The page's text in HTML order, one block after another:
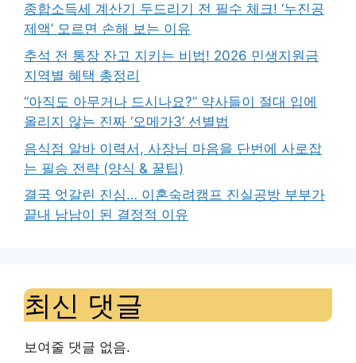
종합소득세 계산기 두드리기 전 필수 체크! ‘누진공
제액’ 모르면 손해 보는 이유
추석 전 통장 잔고 지키는 비법! 2026 민생지원금
지역별 혜택 총정리
“아직도 아무거나 드시나요?” 약사들이 절대 입에
올리지 않는 진짜 ‘오메가3’ 선별법
음식점 알바 이력서, 사장님 마음을 단번에 사로잡
는 필승 전략 (양식 & 꿀팁)
결국 엇갈린 진심… 이혼숙려캠프 진실공방 부부가
끝내 남남이 된 결정적 이유
최신 댓글
보여줄 댓글 없음.